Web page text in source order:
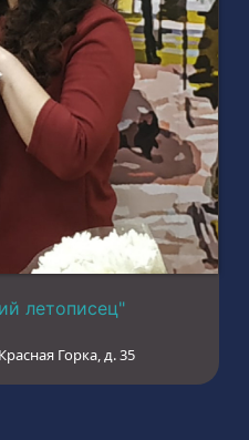
летописец"
Горка, д. 35